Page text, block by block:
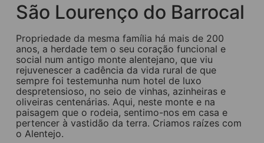
São Lourenço do Barrocal
Propriedade da mesma família há mais de 200
anos, a herdade tem o seu coração funcional e
social num antigo monte alentejano, que viu
rejuvenescer a cadência da vida rural de que
sempre foi testemunha num hotel de luxo
despretensioso, no seio de vinhas, azinheiras e
oliveiras centenárias. Aqui, neste monte e na
paisagem que o rodeia, sentimo-nos em casa e
pertencer à vastidão da terra. Criamos raízes com
o Alentejo.